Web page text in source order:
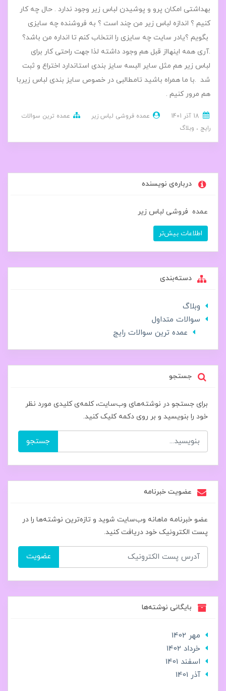
بهداشتی امکان پرو و پوشیدن لباس زیر وجود ندارد . حال چه کار
کنیم ؟ اندازه لباس زیر من چند است ؟ به فروشنده چه سایزی
بگویم ؟یادر سایت چه سایزی را انتخاب کنم تا انداره من باشد؟
.آری همه اینهااز قبل هم وجود داشته لذا جهت راحتی کار برای
لباس زیر هم مثل سایر البسه سایز بندی استاندارد اختراع و ثبت
شد .با ما همراه باشید تامطالبی در خصوص سایز بندی لباس زیربا
هم مرور کنیم .
عمده فروشی لباس زیر
عمده ترین سوالات
رایج
وبلاگ
درباره‌ی نویسنده
عمده فروشی لباس زیر
اطلاعات بیش‌تر
دسته‌بندی
وبلاگ
سوالات متداول
عمده ترین سوالات رایج
جستجو
برای جستجو در نوشته‌های وب‌سایت، کلمه‌ی کلیدی مورد نظر
خود را بنویسید و بر روی دکمه کلیک کنید.
جستجو
عضویت خبرنامه
عضو خبرنامه ماهانه وب‌سایت شوید و تازه‌ترین نوشته‌ها را در
پست الکترونیک خود دریافت کنید.
عضویت
بایگانی نوشته‌ها
مهر 1402
خرداد 1402
اسفند 1401
آذر 1401